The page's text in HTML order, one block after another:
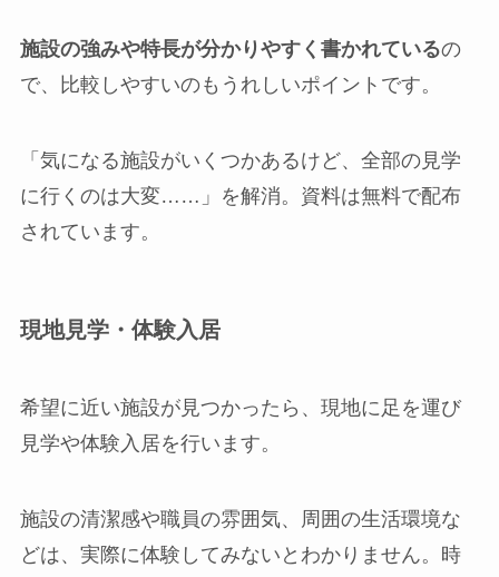
施設の強みや特長が分かりやすく書かれているの
で、比較しやすいのもうれしいポイントです。
「気になる施設がいくつかあるけど、全部の見学
に行くのは大変……」を解消。資料は無料で配布
されています。
現地見学・体験入居
希望に近い施設が見つかったら、現地に足を運び
見学や体験入居を行います。
施設の清潔感や職員の雰囲気、周囲の生活環境な
どは、実際に体験してみないとわかりません。時